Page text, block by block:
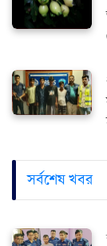
সর্বশেষ খবর